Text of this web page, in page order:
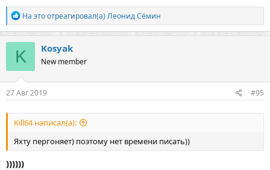
Р
е
а
к
ц
и
и
:
На это отреагировал(а) Леонид Сёмин
K Kosyak
New member
27 Авг 2019 #95
Kill64 написал(а):
Яхту пергоняет) поэтому нет времени писать))
))))))